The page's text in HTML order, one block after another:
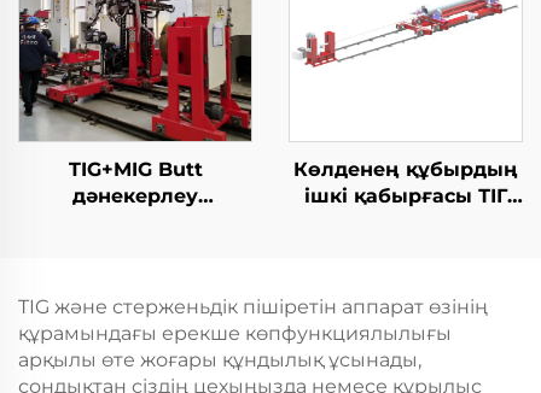
TIG+MIG Butt
дәнекерлеу
Көлденең құбырдың
ішкі қабырғасы ТІГ
TIG және стерженьдік пішіретін аппарат өзінің
құрамындағы ерекше көпфункциялылығы
арқылы өте жоғары құндылық ұсынады,
сондықтан сіздің цехыңызда немесе құрылыс